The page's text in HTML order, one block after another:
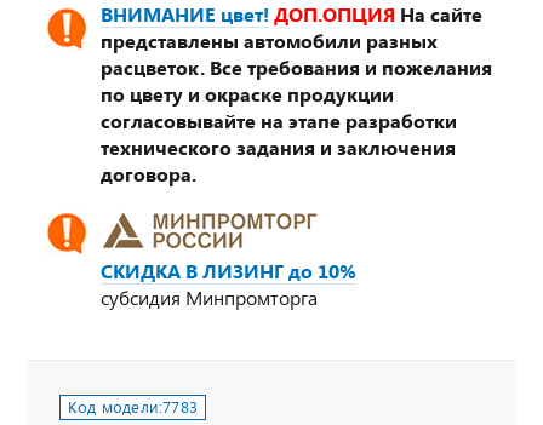
ВНИМАНИЕ цвет! ДОП.ОПЦИЯ На сайте
представлены автомобили разных
расцветок. Все требования и пожелания
по цвету и окраске продукции
согласовывайте на этапе разработки
технического задания и заключения
договора.
СКИДКА В ЛИЗИНГ до 10%
субсидия Минпромторга
Код модели:7783